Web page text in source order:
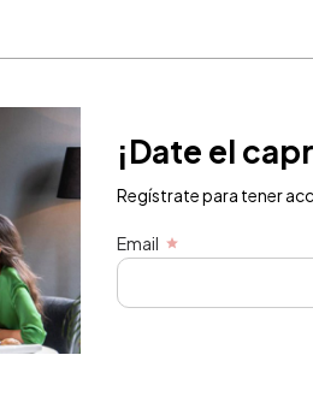
¡Date el
Regístrate para tener
Email